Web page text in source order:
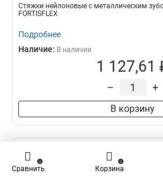
Стяжки нейлоновые с металлическим
FORTISFLEX
Подробнее
Наличие: В наличии
1 127,61
– +
В корзину
Сравнить
0
Корзина
0